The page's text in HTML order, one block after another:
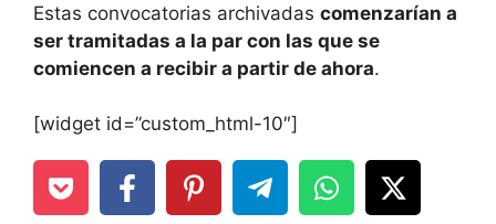
Estas convocatorias archivadas comenzarían a
ser tramitadas a la par con las que se
comiencen a recibir a partir de ahora.
[widget id=”custom_html-10″]